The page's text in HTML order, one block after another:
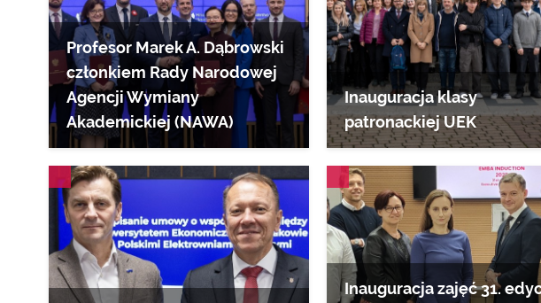
Profesor Marek A. Dąbrowski
członkiem Rady Narodowej
Agencji Wymiany
Akademickiej (NAWA)
Inauguracja klasy
patronackiej UEK
AKTUALNOŚCI AKTUALNOŚCI
Inauguracja zajęć 31.